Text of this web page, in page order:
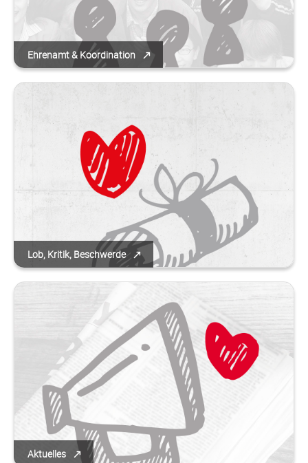
Ehrenamt & Koordination
Lob, Kritik, Beschwerde
Aktuelles